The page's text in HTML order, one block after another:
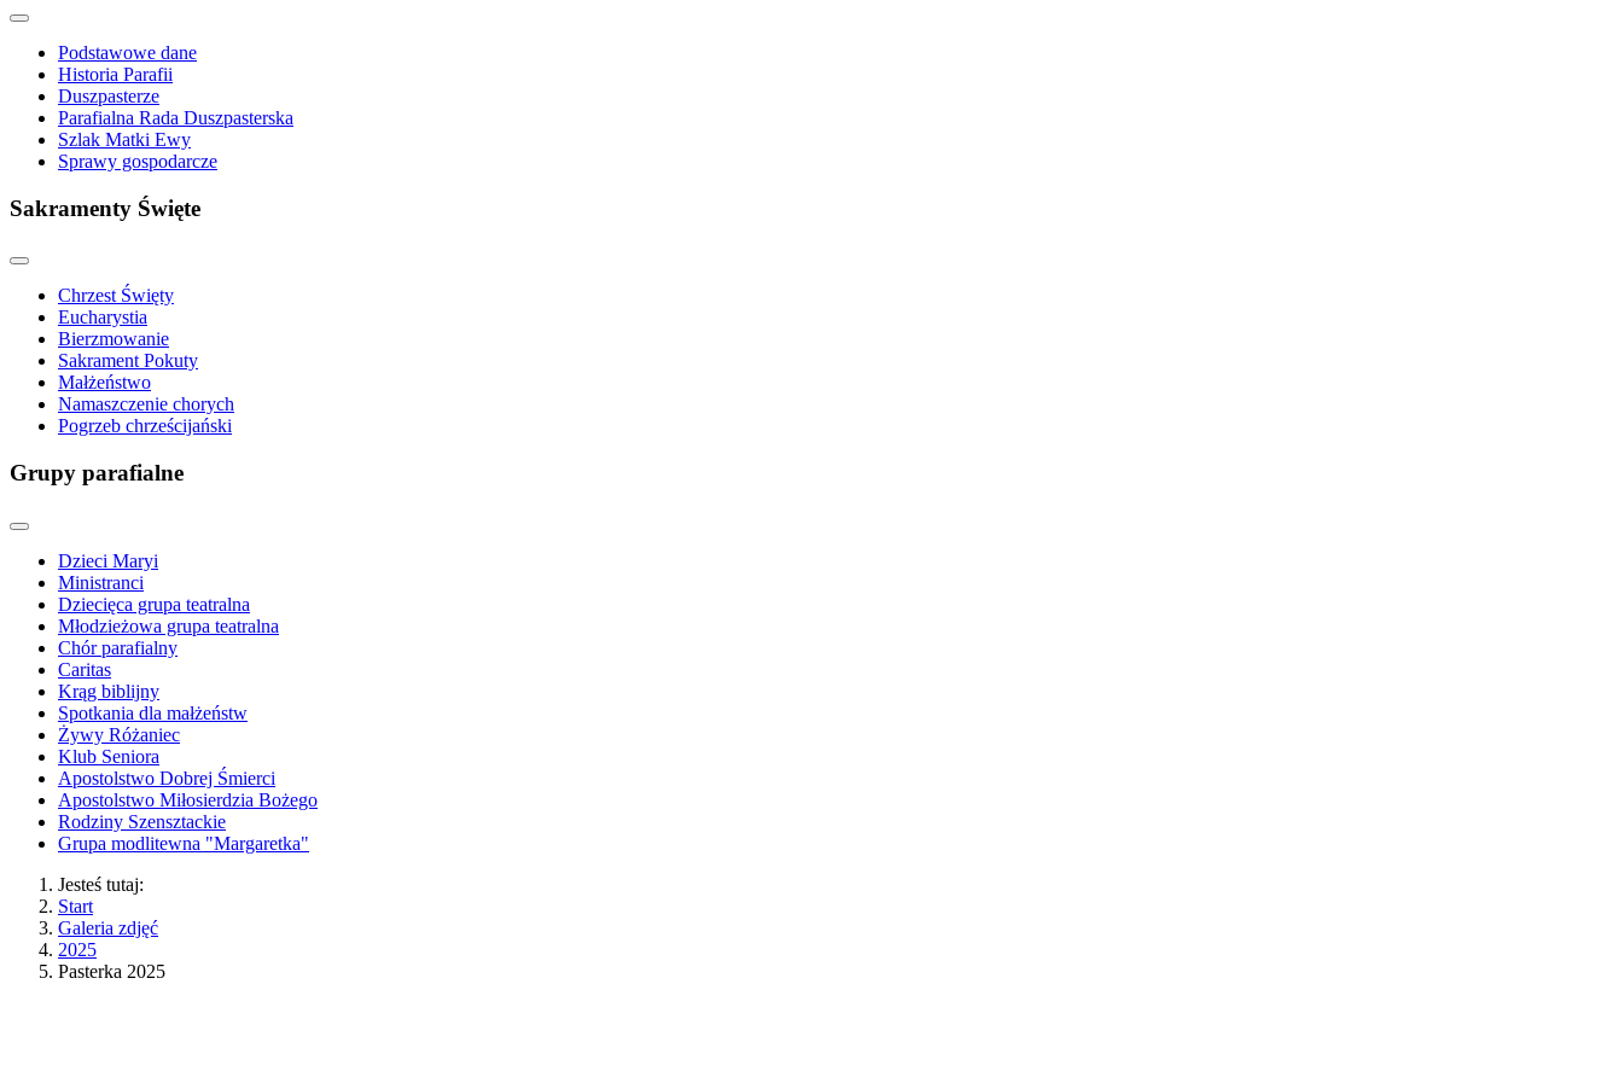
Podstawowe dane
Historia Parafii
Duszpasterze
Parafialna Rada Duszpasterska
Szlak Matki Ewy
Sprawy gospodarcze
Sakramenty Święte
Chrzest Święty
Eucharystia
Bierzmowanie
Sakrament Pokuty
Małżeństwo
Namaszczenie chorych
Pogrzeb chrześcijański
Grupy parafialne
Dzieci Maryi
Ministranci
Dziecięca grupa teatralna
Młodzieżowa grupa teatralna
Chór parafialny
Caritas
Krąg biblijny
Spotkania dla małżeństw
Żywy Różaniec
Klub Seniora
Apostolstwo Dobrej Śmierci
Apostolstwo Miłosierdzia Bożego
Rodziny Szensztackie
Grupa modlitewna "Margaretka"
Jesteś tutaj:
Start
Galeria zdjęć
2025
Pasterka 2025